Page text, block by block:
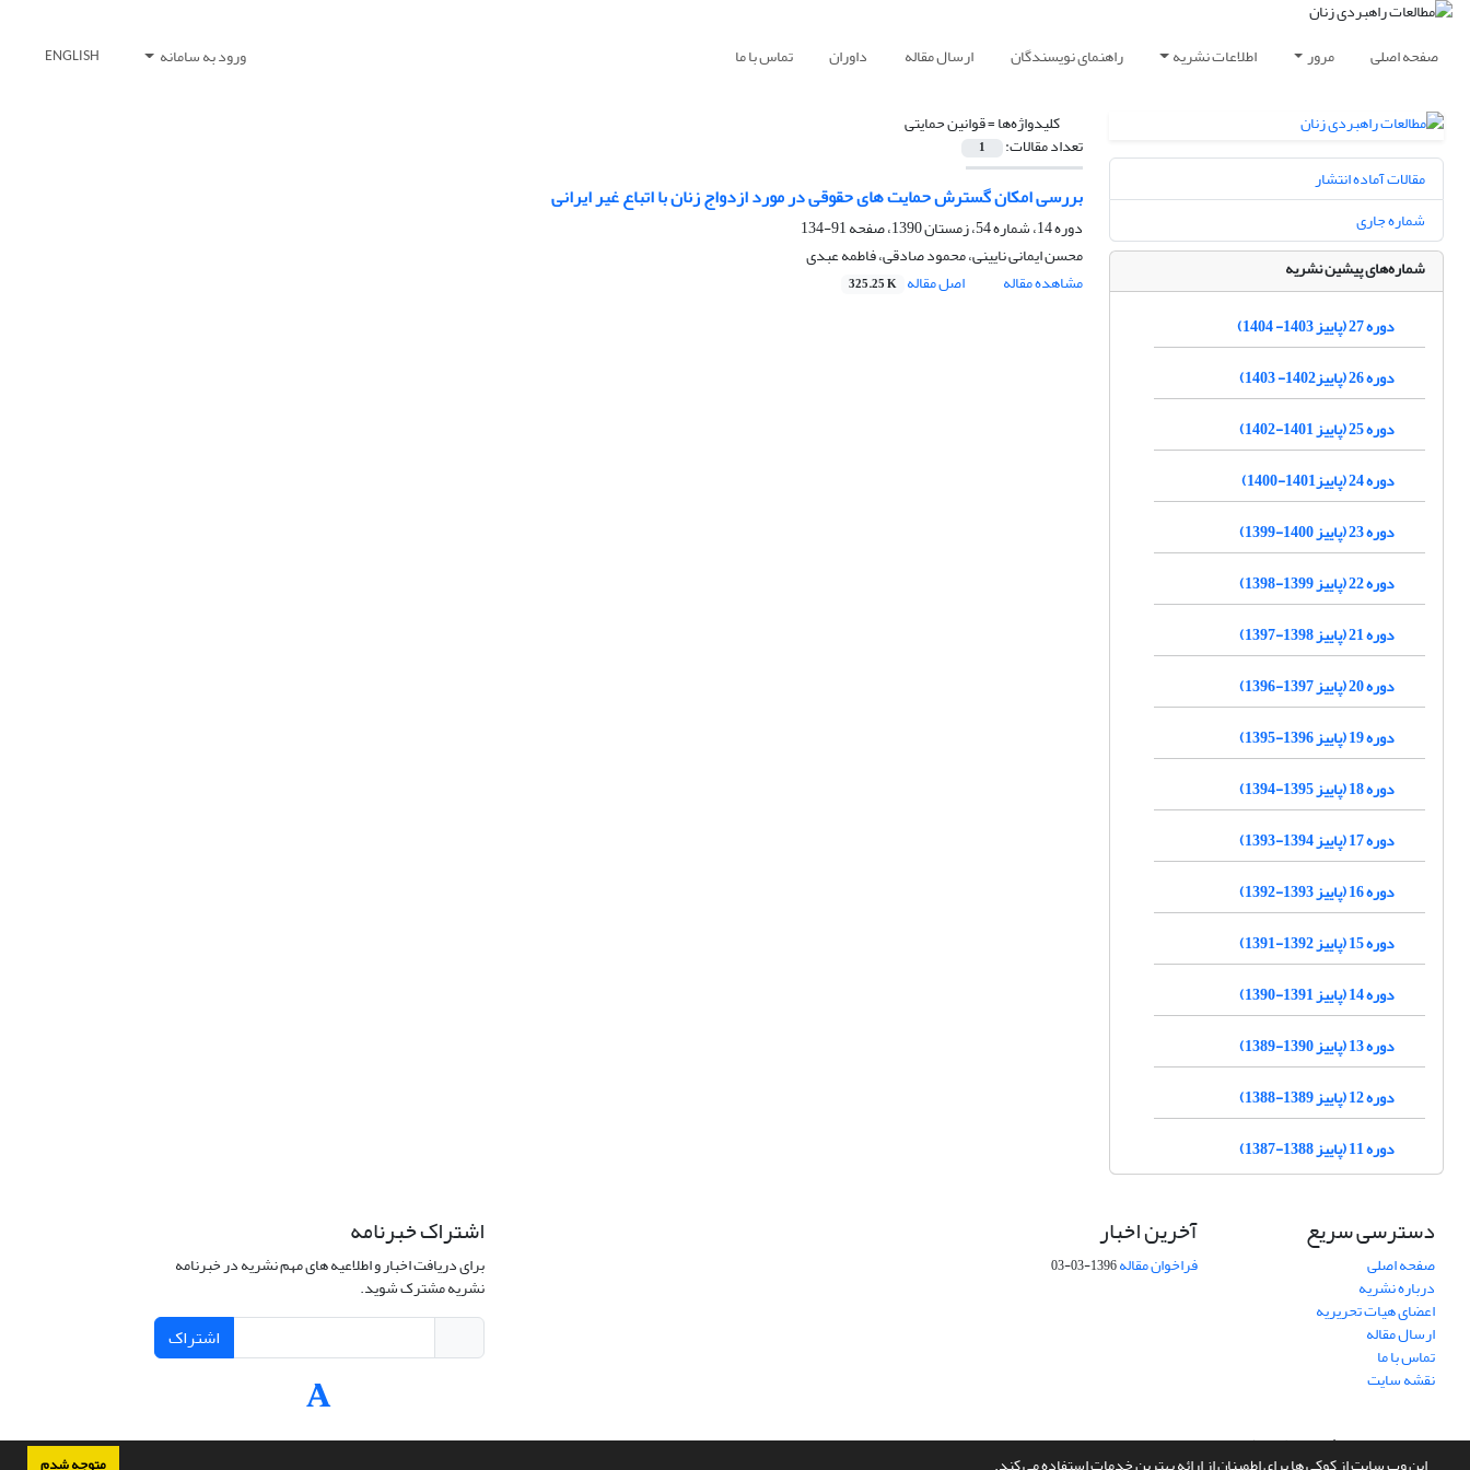
صفحه اصلی مرور اطلاعات نشریه راهنمای نویسندگان ارسال مقاله داوران تماس با ما ورود به سامانه ENGLISH
کلیدواژه‌ها =قوانین حمایتی
تعداد مقالات: 1
بررسی امکان گسترش حمایت های حقوقی در مورد ازدواج زنان با اتباع غیر ایرانی
دوره 14، شماره 54، زمستان 1390، صفحه
91-134
محسن ایمانی نایینی، محمود صادقی، فاطمه عبدی
مشاهده مقاله
اصل مقاله 325.25 K
مقالات آماده انتشار
شماره جاری
شماره‌های پیشین نشریه
دوره 27 (پاییز 1403- 1404)
دوره 26 (پاییز1402- 1403)
دوره 25 (پاییز 1401-1402)
دوره 24 (پاییز1401-1400)
دوره 23 (پاییز 1400-1399)
دوره 22 (پاییز 1399-1398)
دوره 21 (پاییز 1398-1397)
دوره 20 (پاییز 1397-1396)
دوره 19 (پاییز 1396-1395)
دوره 18 (پاییز 1395-1394)
دوره 17 (پاییز 1394-1393)
دوره 16 (پاییز 1393-1392)
دوره 15 (پاییز 1392-1391)
دوره 14 (پاییز 1391-1390)
دوره 13 (پاییز 1390-1389)
دوره 12 (پاییز 1389-1388)
دوره 11 (پاییز 1388-1387)
دسترسی سریع
صفحه اصلی
درباره نشریه
اعضای هیات تحریریه
ارسال مقاله
تماس با ما
نقشه سایت
آخرین اخبار
فراخوان مقاله1396-03-03
اشتراک خبرنامه
برای دریافت اخبار و اطلاعیه های مهم نشریه در خبرنامه
نشریه مشترک شوید.
اشتراک
سامانه مدیریت نشریات علمی.طراحی و پیاده سازی ازسیناوب